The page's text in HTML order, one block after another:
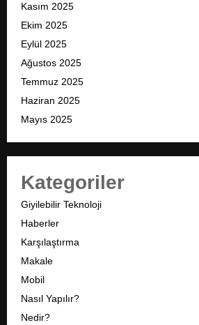
Kasım 2025
Ekim 2025
Eylül 2025
Ağustos 2025
Temmuz 2025
Haziran 2025
Mayıs 2025
Kategoriler
Giyilebilir Teknoloji
Haberler
Karşılaştırma
Makale
Mobil
Nasıl Yapılır?
Nedir?